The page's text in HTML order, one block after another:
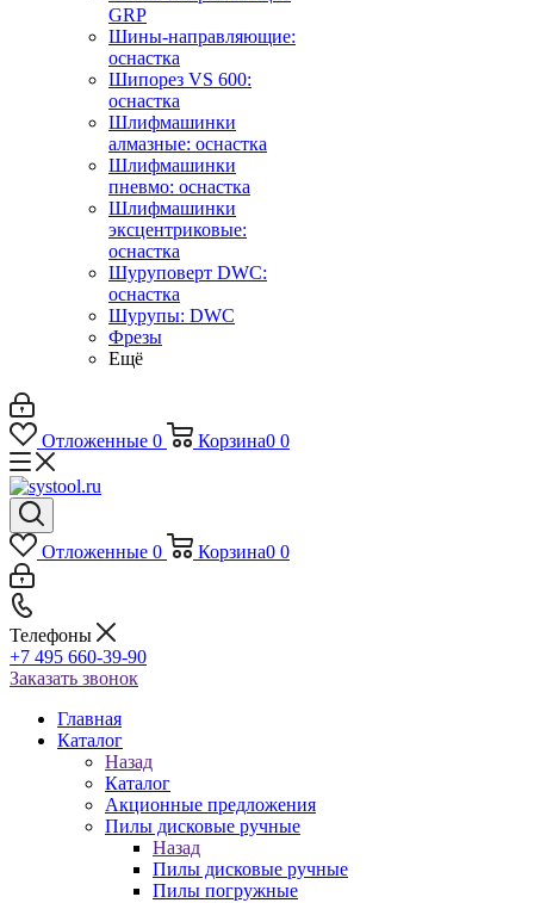
GRP
Шины-направляющие:
оснастка
Шипорез VS 600:
оснастка
Шлифмашинки
алмазные: оснастка
Шлифмашинки
пневмо: оснастка
Шлифмашинки
эксцентриковые:
оснастка
Шуруповерт DWC:
оснастка
Шурупы: DWC
Фрезы
Ещё
Отложенные 0 Корзина0 0
Отложенные 0 Корзина0 0
Телефоны
+7 495 660-39-90
Заказать звонок
Главная
Каталог
Назад
Каталог
Акционные предложения
Пилы дисковые ручные
Назад
Пилы дисковые ручные
Пилы погружные